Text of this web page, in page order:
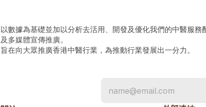
以數據為基礎並加以分析去活用、開發及優化我們的中醫服
及多媒體宣傳推廣。
旨在向大眾推廣香港中醫行業，為推動行業發展出一分力。